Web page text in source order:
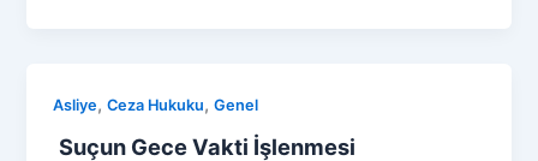
Asliye,Ceza Hukuku,Genel
Suçun Gece Vakti İşlenmesi